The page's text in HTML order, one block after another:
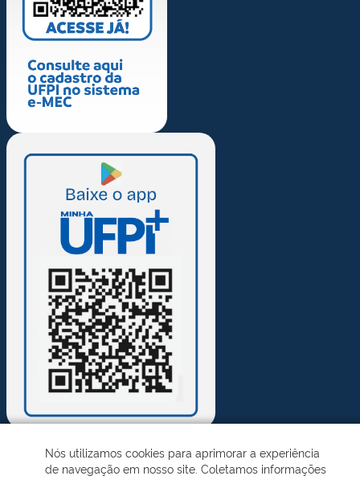
Desenvolvido pelo STI - Universidade Federal do Piauí
Nós utilizamos cookies para aprimorar a experiência
de navegação em nosso site. Coletamos informações